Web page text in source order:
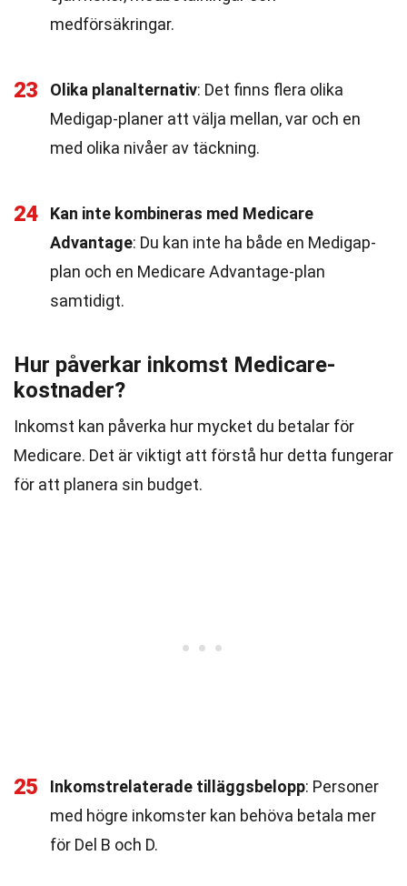
medförsäkringar.
23 Olika planalternativ: Det finns flera olika
Medigap-planer att välja mellan, var och en
med olika nivåer av täckning.
24
Kan inte kombineras med Medicare
Advantage: Du kan inte ha både en Medigap-
plan och en Medicare Advantage-plan
samtidigt.
Hur påverkar inkomst Medicare-
kostnader?
Inkomst kan påverka hur mycket du betalar för
Medicare. Det är viktigt att förstå hur detta fungerar
för att planera sin budget.
25 Inkomstrelaterade tilläggsbelopp: Personer
med högre inkomster kan behöva betala mer
för Del B och D.